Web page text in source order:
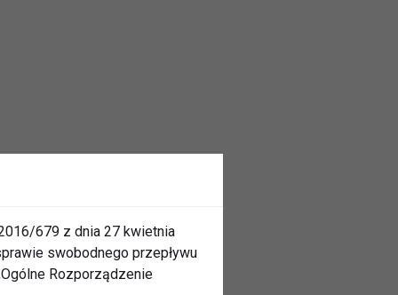
679 z dnia 27 kwietnia
swobodnego przepływu
Rozporządzenie